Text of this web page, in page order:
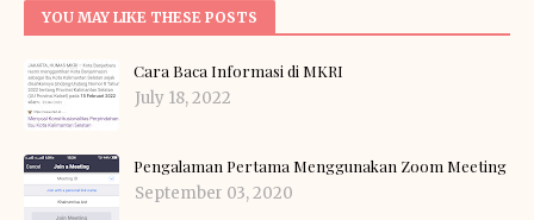
YOU MAY LIKE THESE POSTS
Cara Baca Informasi di MKRI
July 18, 2022
Pengalaman Pertama Menggunakan Zoom Meeting
September 03, 2020